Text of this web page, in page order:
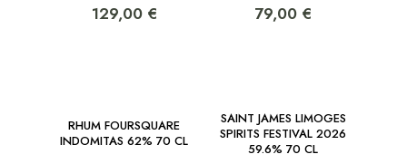
129,00 € 79,00 €
RHUM FOURSQUARE
INDOMITAS 62% 70 CL
SAINT JAMES LIMOGES
SPIRITS FESTIVAL 2026
59.6% 70 CL